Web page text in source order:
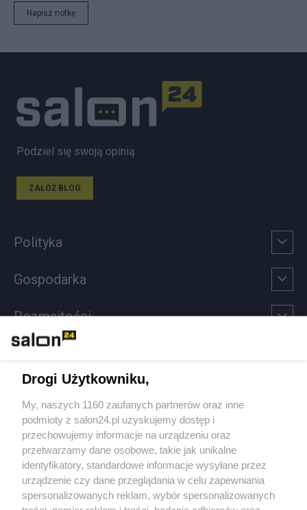
Napisz notkę
Podziel się swoją opinią
ZAŁÓŻ BLOG
Polityka
Gospodarka
Rozmaitości
Sport
Społeczeństwo
Kultura
Drogi Użytkowniku,
My, naszych 1160 zaufanych partnerów oraz inne
podmioty z salon24.pl uzyskujemy dostęp i
przechowujemy informacje na urządzeniu oraz
przetwarzamy dane osobowe, takie jak unikalne
identyfikatory, standardowe informacje wysyłane przez
urządzenie czy dane przeglądania w celu zapewniania
spersonalizowanych reklam, wybór spersonalizowanych